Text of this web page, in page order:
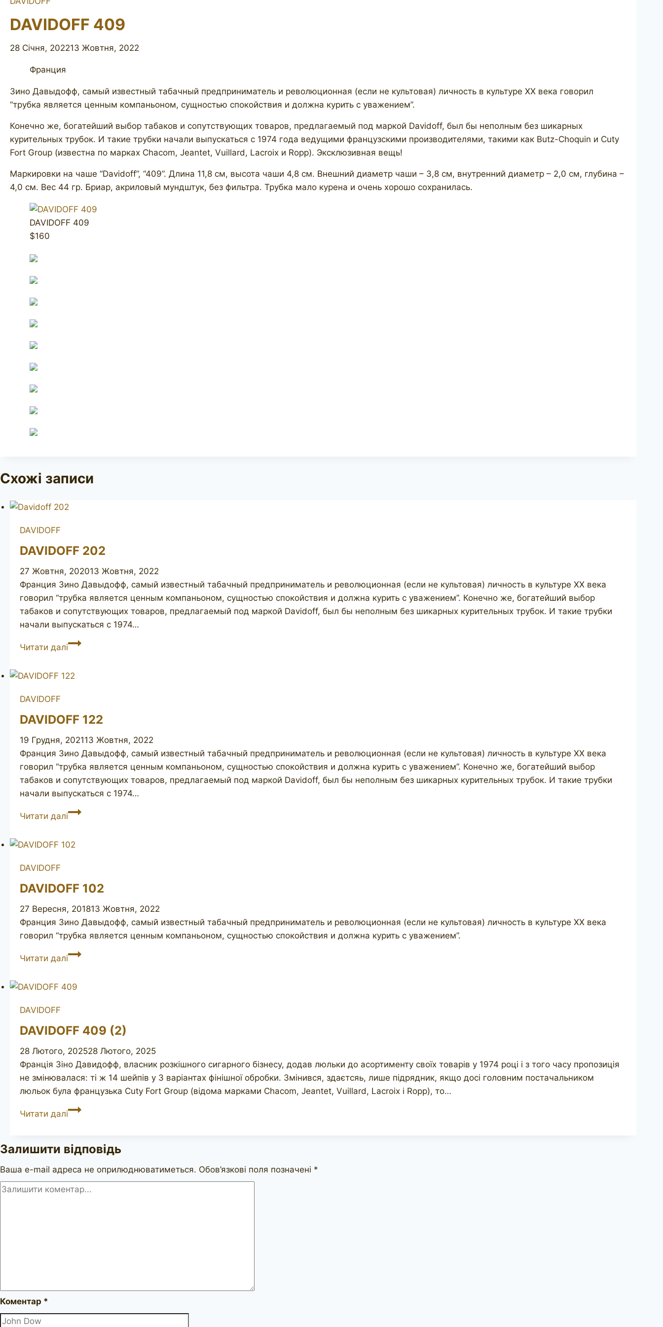
DAVIDOFF 409
28 Січня, 202213 Жовтня, 2022
Франция
Зино Давыдофф, самый известный табачный предприниматель и революционная (если не культовая) личность в культуре ХХ века говорил
“трубка является ценным компаньоном, сущностью спокойствия и должна курить с уважением”.
Конечно же, богатейший выбор табаков и сопутствующих товаров, предлагаемый под маркой Davidoff, был бы неполным без шикарных
курительных трубок. И такие трубки начали выпускаться с 1974 года ведущими французскими производителями, такими как Butz-Choquin и Cuty
Fort Group (известна по марках Chacom, Jeantet, Vuillard, Lacroix и Ropp). Эксклюзивная вещь!
Маркировки на чаше “Davidoff”, “409”. Длина 11,8 см, высота чаши 4,8 см. Внешний диаметр чаши – 3,8 см, внутренний диаметр – 2,0 см, глубина –
4,0 см. Вес 44 гр. Бриар, акриловый мундштук, без фильтра. Трубка мало курена и очень хорошо сохранилась.
DAVIDOFF 409
$160
Схожі записи
DAVIDOFF
DAVIDOFF 202
27 Жовтня, 202013 Жовтня, 2022
Франция Зино Давыдофф, самый известный табачный предприниматель и революционная (если не культовая) личность в культуре ХХ века
говорил “трубка является ценным компаньоном, сущностью спокойствия и должна курить с уважением”. Конечно же, богатейший выбор
табаков и сопутствующих товаров, предлагаемый под маркой Davidoff, был бы неполным без шикарных курительных трубок. И такие трубки
начали выпускаться с 1974…
Читати даліDAVIDOFF
DAVIDOFF
DAVIDOFF 122
19 Грудня, 202113 Жовтня, 2022
Франция Зино Давыдофф, самый известный табачный предприниматель и революционная (если не культовая) личность в культуре ХХ века
говорил “трубка является ценным компаньоном, сущностью спокойствия и должна курить с уважением”. Конечно же, богатейший выбор
табаков и сопутствующих товаров, предлагаемый под маркой Davidoff, был бы неполным без шикарных курительных трубок. И такие трубки
начали выпускаться с 1974…
Читати даліDAVIDOFF
DAVIDOFF
DAVIDOFF 102
27 Вересня, 201813 Жовтня, 2022
Франция Зино Давыдофф, самый известный табачный предприниматель и революционная (если не культовая) личность в культуре ХХ века
говорил “трубка является ценным компаньоном, сущностью спокойствия и должна курить с уважением”.
Читати даліDAVIDOFF
DAVIDOFF
DAVIDOFF 409 (2)
28 Лютого, 202528 Лютого, 2025
Франція Зіно Давидофф, власник розкішного сигарного бізнесу, додав люльки до асортименту своїх товарів у 1974 році і з того часу пропозиція
не змінювалася: ті ж 14 шейпів у 3 варіантах фінішної обробки. Змінився, здаєтсяь, лише підрядник, якщо досі головним постачальником
люльок була французька Cuty Fort Group (відома марками Chacom, Jeantet, Vuillard, Lacroix і Ropp), то…
Читати даліDAVIDOFF
Залишити відповідь
Ваша e-mail адреса не оприлюднюватиметься. Обов’язкові поля позначені *
Коментар *